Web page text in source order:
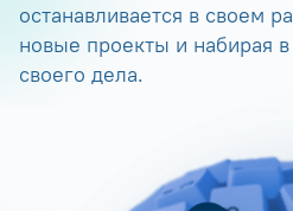
останавливается в своем
новые проекты и набирая
своего дела.